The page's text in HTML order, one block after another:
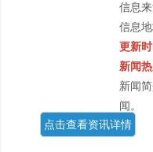
信息
信息
更新
新闻
新闻
闻。
点击查看资讯详情